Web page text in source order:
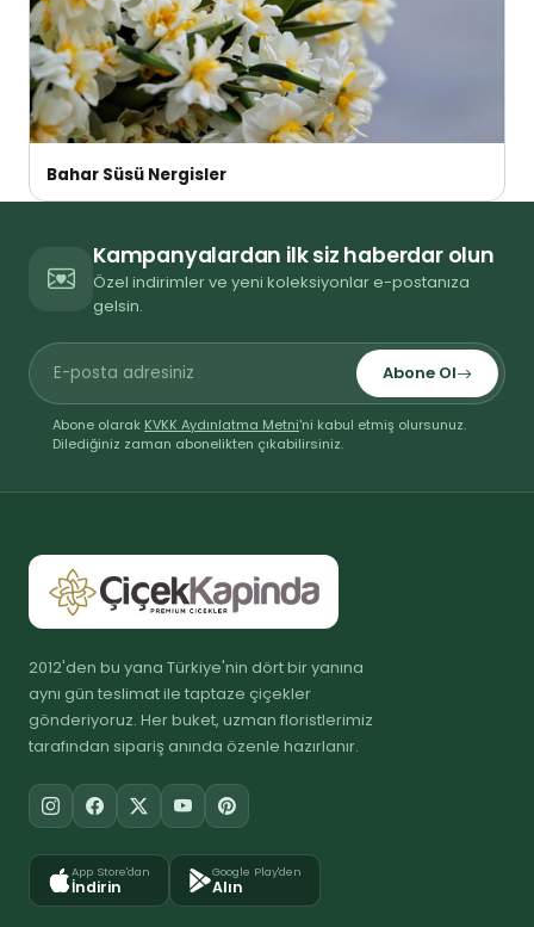
Bahar Süsü Nergisler
Kampanyalardan ilk siz haberdar olun
Özel indirimler ve yeni koleksiyonlar e-postanıza
gelsin.
Abone Ol
Abone olarak KVKK Aydınlatma Metni'ni kabul etmiş olursunuz.
Dilediğiniz zaman abonelikten çıkabilirsiniz.
2012'den bu yana Türkiye'nin dört bir yanına
aynı gün teslimat ile taptaze çiçekler
gönderiyoruz. Her buket, uzman floristlerimiz
tarafından sipariş anında özenle hazırlanır.
App Store'dan
İndirin
Google Play'den
Alın